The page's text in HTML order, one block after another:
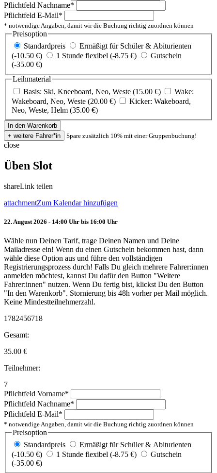
Pflichtfeld Nachname*
Pflichtfeld E-Mail*
* notwendige Angaben, damit wir die Buchung richtig zuordnen können
Preisoption
Standardpreis
Ermäßigt für Schüler & Abiturienten
(-10.50 €)
1 Stunde flexibel (-8.75 €)
Gutschein
(-35.00 €)
Leihmaterial
Basis: Ski, Kneeboard, Neo, Weste (15.00 €)
Wake:
Wakeboard, Neo, Weste (20.00 €)
Kicker: Wakeboard,
Neo, Weste, Helm (35.00 €)
Spare zusätzlich 10% mit einer Gruppenbuchung!
close
Üben Slot
shareLink teilen
attachmentZum Kalendar hinzufügen
22. August 2026 - 14:00 Uhr bis 16:00 Uhr
Wähle nun Deinen Tarif, trage Deinen Namen und Deine
Mailadresse ein! Wenn du einen Gutschein bekommen hast, dann
wähle diese Option aus und führe den vollständigen
Registrierungsprozess durch! Falls Du gleich mehrere Fahrer:innen
anmelden möchtest, kannst Du dafür den Button "Weitere
Fahrer:innen" nutzen. Wenn Du fertig bist, klickst Du den Button
"In den Warenkorb". Stornierung bis 48h vorher per Mail möglich.
Keine Mindestteilnehmerzahl.
1782456718
Gesamt:
35.00 €
Teilnehmer:
7
Pflichtfeld Vorname*
Pflichtfeld Nachname*
Pflichtfeld E-Mail*
* notwendige Angaben, damit wir die Buchung richtig zuordnen können
Preisoption
Standardpreis
Ermäßigt für Schüler & Abiturienten
(-10.50 €)
1 Stunde flexibel (-8.75 €)
Gutschein
(-35.00 €)